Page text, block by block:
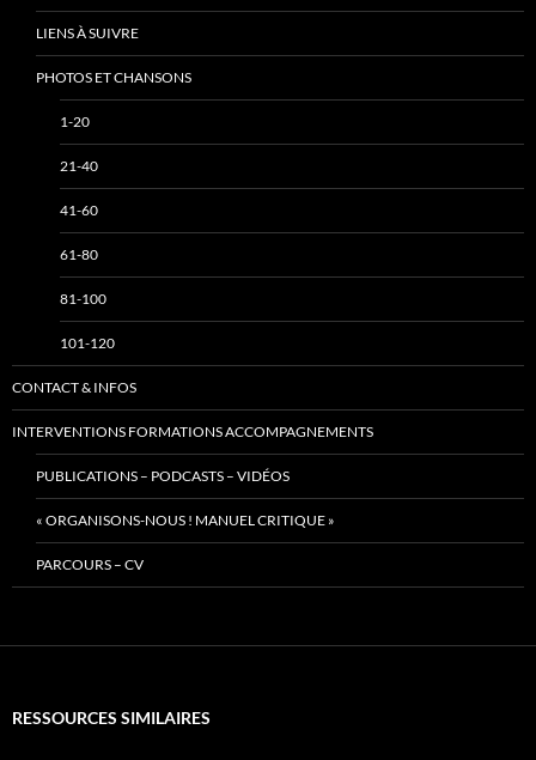
LIENS À SUIVRE
PHOTOS ET CHANSONS
1-20
21-40
41-60
61-80
81-100
101-120
CONTACT & INFOS
INTERVENTIONS FORMATIONS ACCOMPAGNEMENTS
PUBLICATIONS – PODCASTS – VIDÉOS
« ORGANISONS-NOUS ! MANUEL CRITIQUE »
PARCOURS – CV
RESSOURCES SIMILAIRES